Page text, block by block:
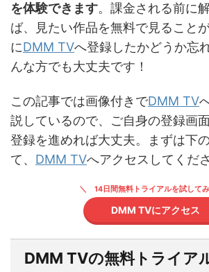
を体験できます。課金される前に
ば、見たい作品を無料で見ること
にDMM TVへ登録したかどうか忘
んな方でも大丈夫です！
この記事では画像付きでDMM TV
説しているので、ご自身の登録画
登録を進めれば大丈夫。まずは下
て、 DMM TVへアクセスしてくださ
14日間無料トライアルを試して
DMM TVにアクセス
DMM TVの無料トライア